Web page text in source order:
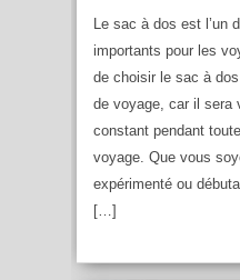
Le sac à dos est l’un
importants pour les
de choisir le sac à
de voyage, car il sera
constant pendant
voyage. Que vous
expérimenté ou
[…]